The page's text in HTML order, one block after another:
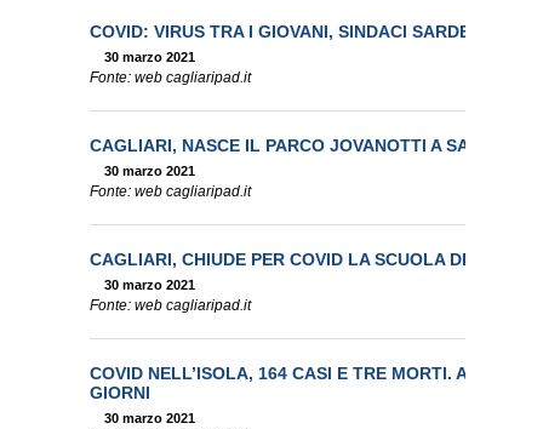
COVID: VIRUS TRA I GIOVANI, SINDACI SARDEGNA
30 marzo 2021
Fonte: web cagliaripad.it
CAGLIARI, NASCE IL PARCO JOVANOTTI A SANT’ELIA
30 marzo 2021
Fonte: web cagliaripad.it
CAGLIARI, CHIUDE PER COVID LA SCUOLA
30 marzo 2021
Fonte: web cagliaripad.it
COVID NELL’ISOLA, 164 CASI E TRE MORTI.
GIORNI
30 marzo 2021